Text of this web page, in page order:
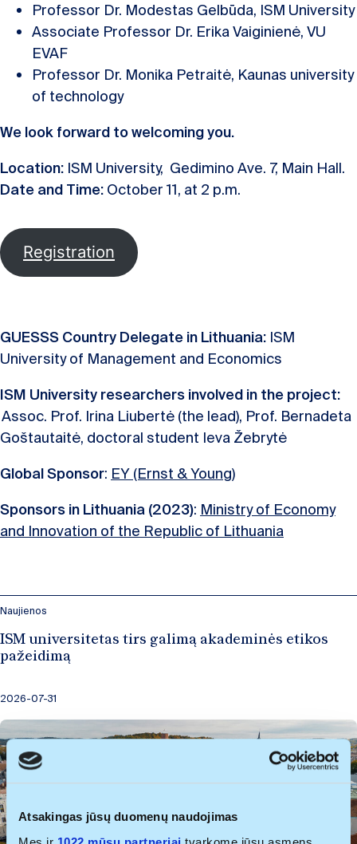
Atsakingas jūsų duomenų naudojimas
Professor Dr. Modestas Gelbūda, ISM University
Associate Professor Dr. Erika Vaiginienė, VU
EVAF
Professor Dr. Monika Petraitė, Kaunas university
of technology
We look forward to welcoming you.
Location: ISM University, Gedimino Ave. 7, Main Hall.
Date and Time: October 11, at 2 p.m.
Registration
GUESSS Country Delegate in Lithuania: ISM
University of Management and Economics
ISM University researchers involved in the project:
Assoc. Prof. Irina Liubertė (the lead), Prof. Bernadeta
Goštautaitė, doctoral student Ieva Žebrytė
Global Sponsor: EY (Ernst & Young)
Sponsors in Lithuania (2023): Ministry of Economy
and Innovation of the Republic of Lithuania
Naujienos
ISM universitetas tirs galimą akademinės etikos
pažeidimą
2026-07-31